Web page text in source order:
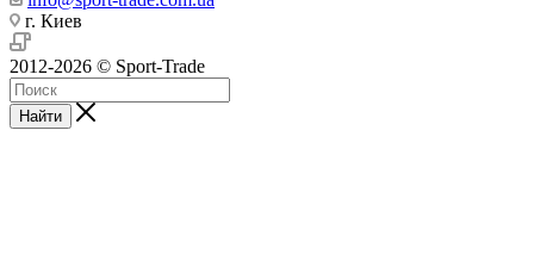
г. Киев
2012-2026 © Sport-Trade
Найти